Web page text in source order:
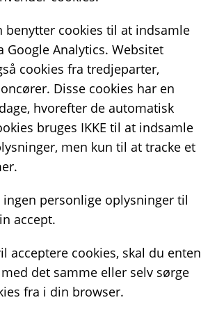
benytter cookies til at indsamle
Google Analytics. Websitet
cookies fra tredjeparter,
Disse cookies har en
hvorefter de automatisk
bruges IKKE til at indsamle
men kun til at tracke et
ingen personlige oplysninger til
accept.
acceptere cookies, skal du enten
det samme eller selv sørge
fra i din browser.